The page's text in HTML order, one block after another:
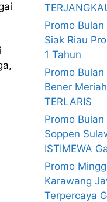
Promo
Siak Riau
1 Tahun
Promo
Bener
TERLARIS
Promo
Soppen
ISTIMEWA
Promo
Karawang
Terpercaya